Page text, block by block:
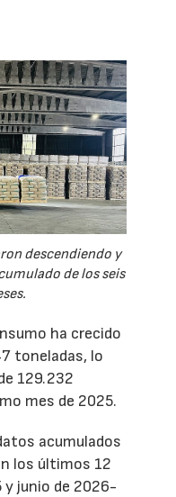
descendiendo y
de los seis
ha crecido
toneladas, lo
129.232
mes de 2025.
acumulados
los últimos 12
y junio de 2026-